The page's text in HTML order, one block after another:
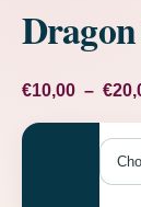
€10,00 – €